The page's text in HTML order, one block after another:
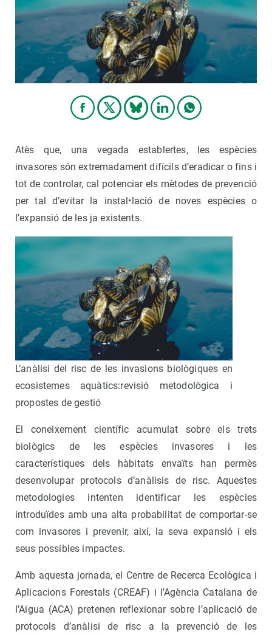
Atès que, una vegada establertes, les espècies
invasores són extremadament difícils d’eradicar o fins i
tot de controlar, cal potenciar els mètodes de prevenció
per tal d’evitar la instal•lació de noves espècies o
l’expansió de les ja existents.
L’anàlisi del risc de les invasions biològiques en
ecosistemes aquàtics:revisió metodològica i
propostes de gestió
El coneixement científic acumulat sobre els trets
biològics de les espècies invasores i les
característiques dels hàbitats envaïts han permès
desenvolupar protocols d’anàlisis de risc. Aquestes
metodologies intenten identificar les espècies
introduïdes amb una alta probabilitat de comportar-se
com invasores i prevenir, així, la seva expansió i els
seus possibles impactes.
Amb aquesta jornada, el Centre de Recerca Ecològica i
Aplicacions Forestals (CREAF) i l’Agència Catalana de
l’Aigua (ACA) pretenen reflexionar sobre l’aplicació de
protocols d’anàlisi de risc a la prevenció de les